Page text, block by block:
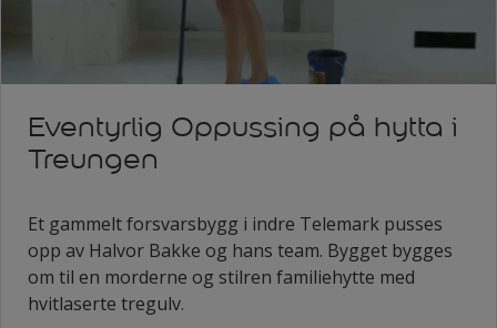
Eventyrlig Oppussing på hytta i
Treungen
Et gammelt forsvarsbygg i indre Telemark pusses
opp av Halvor Bakke og hans team. Bygget bygges
om til en morderne og stilren familiehytte med
hvitlaserte tregulv.